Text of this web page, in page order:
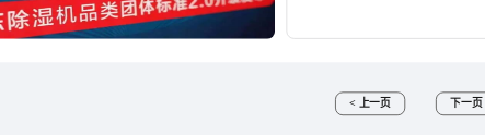
< 上一页 下一页